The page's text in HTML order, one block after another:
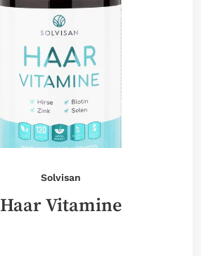
Solvisan
Haar Vitamine